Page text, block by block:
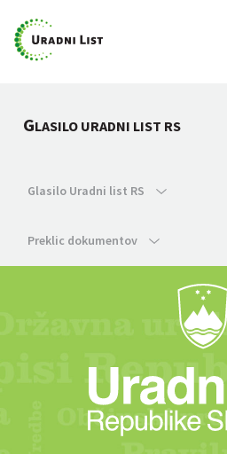
GLASILO URADNI LIST RS
Glasilo Uradni list RS
Preklic dokumentov